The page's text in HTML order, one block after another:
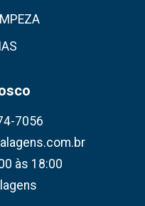
7056
às 18:00